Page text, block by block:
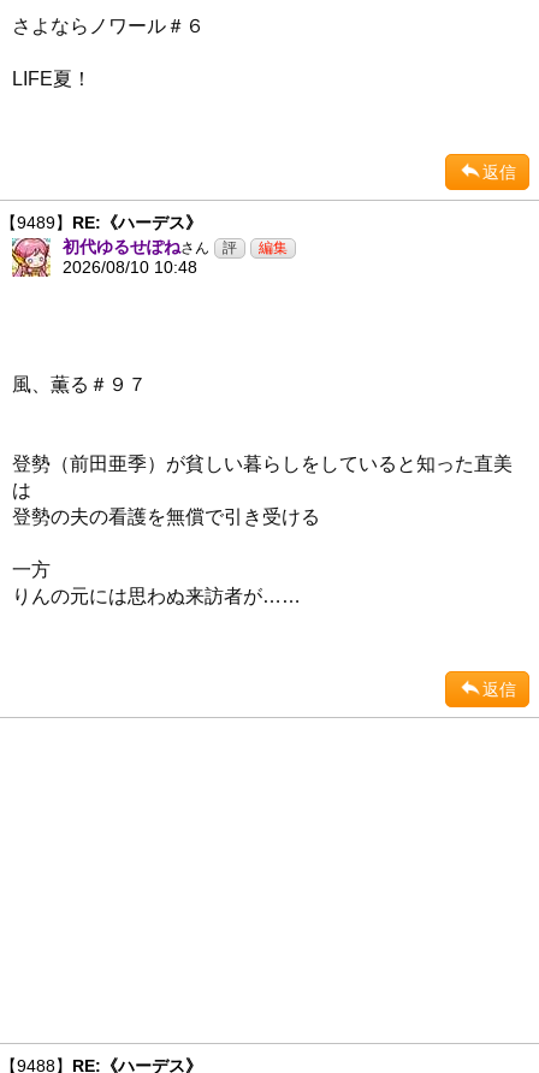
さよならノワール＃６
LIFE夏！
返信
【9489】 RE:《ハーデス》
初代ゆるせぽねさん
2026/08/10 10:48
風、薫る＃９７
登勢（前田亜季）が貧しい暮らしをしていると知った直美
は
登勢の夫の看護を無償で引き受ける
一方
りんの元には思わぬ来訪者が……
返信
【9488】 RE:《ハーデス》